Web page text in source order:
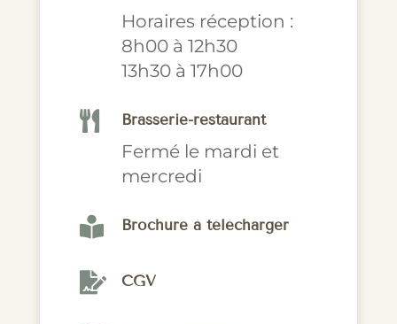
Horaires réception :
8h00 à 12h30
13h30 à 17h00
 Brasserie-restaurant
Fermé le mardi et
mercredi
 Brochure à télécharger
 CGV